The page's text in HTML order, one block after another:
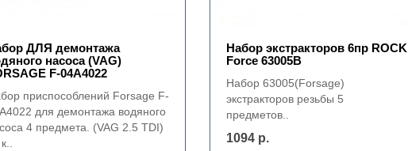
ДЛЯ демонтажа
насоса (VAG)
F-04A4022
приспособлений Forsage F-
для демонтажа водяного
4 предмета. (VAG 2.5 TDI)
Набор экстракторов 6пр ROCK
Force 63005B
Набор 63005(Forsage)
экстракторов резьбы 5
предметов..
1094 р.